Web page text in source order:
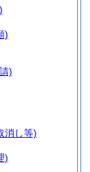
)
)
消し等)
)